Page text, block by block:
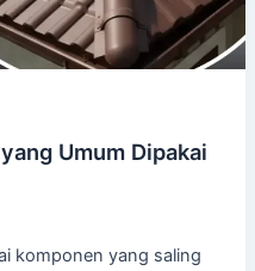
Umum Dipakai
komponen yang saling